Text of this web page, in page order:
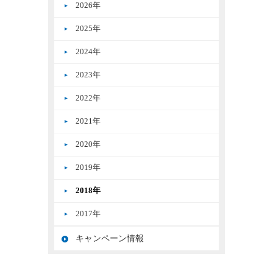
2026年
2025年
2024年
2023年
2022年
2021年
2020年
2019年
2018年
2017年
キャンペーン情報